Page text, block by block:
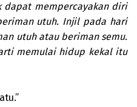
dapat mempercayakan diri
utuh. Injil pada hari
utuh atau beriman semu.
memulai hidup kekal itu